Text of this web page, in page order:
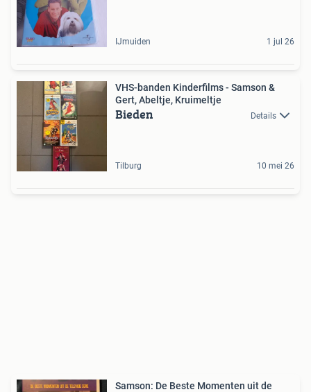
IJmuiden 1 jul 26
VHS-banden Kinderfilms - Samson &
Gert, Abeltje, Kruimeltje
Bieden Details
Tilburg 10 mei 26
Samson: De Beste Momenten uit de